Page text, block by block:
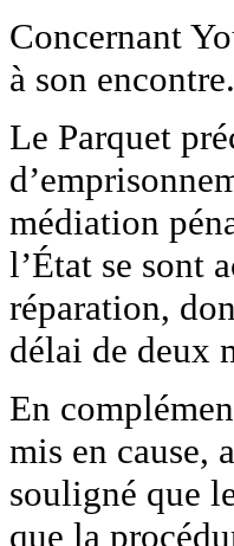
Concernant
à son
Le Parquet
médiation
l’État se sont
réparation,
délai de deux
En
mis en cause,
souligné que
que la